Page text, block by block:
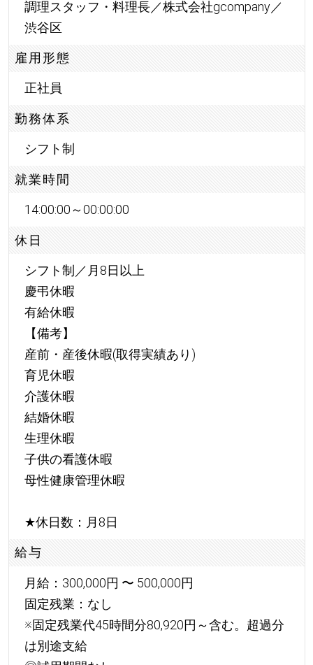
調理スタッフ・料理長／株式会社gcompany／
渋谷区
雇用形態
正社員
勤務体系
シフト制
就業時間
14:00:00～00:00:00
休日
シフト制／月8日以上
慶弔休暇
有給休暇
【備考】
産前・産後休暇(取得実績あり)
育児休暇
介護休暇
結婚休暇
生理休暇
子供の看護休暇
母性健康管理休暇
★休日数：月8日
給与
月給：300,000円 〜 500,000円
固定残業：なし
※固定残業代45時間分80,920円～含む。超過分
は別途支給